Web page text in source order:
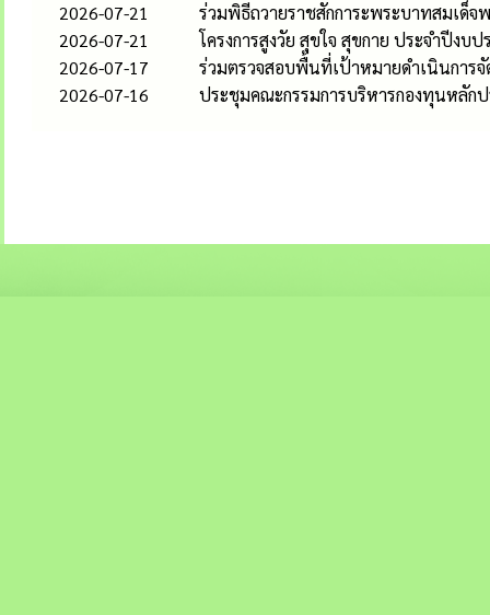
2026-07-21
ร่วมพิธีถวายราชสักการะพระบาทสมเด็จ
2026-07-21
โครงการสูงวัย สุขใจ สุขกาย ประจำปีง
2026-07-17
ร่วมตรวจสอบพื้นที่เป้าหมายดำเนินการ
2026-07-16
ประชุมคณะกรรมการบริหารกองทุนหลัก